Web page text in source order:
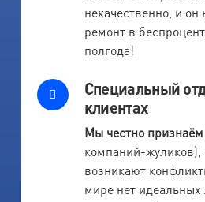
некачественно, и он
ремонт в
полгода!
Специальный
клиентах
Мы честно признаём
компаний-жуликов),
возникают
мире нет